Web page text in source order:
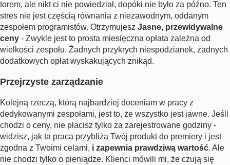
torem, ale nikt ci nie powiedział, dopóki nie było za późno. Ten
stres nie jest częścią równania z niezawodnym, oddanym
zespołem programistów. Otrzymujesz Jasne, przewidywalne
ceny - Zwykle jest to prosta miesięczna opłata zależna od
wielkości zespołu. Żadnych przykrych niespodzianek, żadnych
dodatkowych opłat wyskakujących znikąd.
Przejrzyste zarządzanie
Kolejną rzeczą, którą najbardziej doceniam w pracy z
dedykowanymi zespołami, jest to, że wszystko jest jawne. Jeśli
chodzi o ceny, nie płacisz tylko za zarejestrowane godziny -
widzisz, jak ta praca przybliża Twój produkt do premiery i jest
zgodna z Twoimi celami, i zapewnia prawdziwą wartość. Ale
nie chodzi tylko o pieniądze. Klienci mówili mi, że czują się